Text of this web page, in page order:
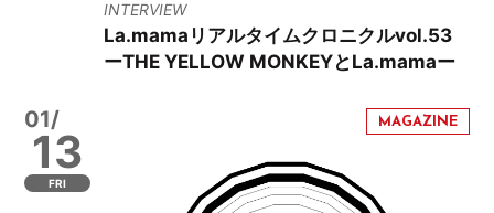
INTERVIEW
La.mamaリアルタイムクロニクルvol.53
ーTHE YELLOW MONKEYとLa.mamaー
01/
13
FRI